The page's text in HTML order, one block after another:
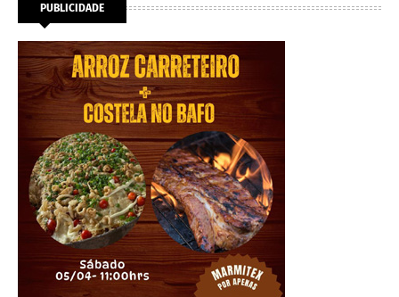
PUBLICIDADE